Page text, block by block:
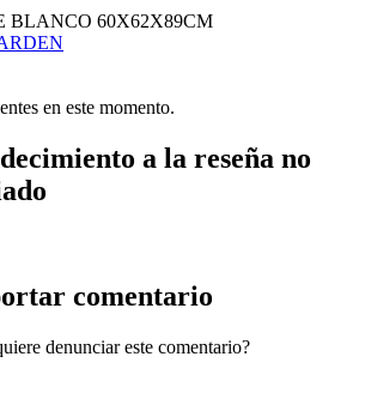
BLANCO 60X62X89CM
en este momento.
a la reseña no
comentario
denunciar este comentario?